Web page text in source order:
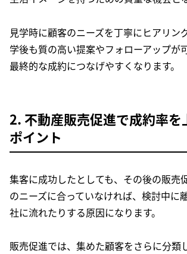
見学時に顧客のニーズを丁寧にヒアリン
学後も質の高い提案やフォローアップが
最終的な成約につなげやすくなります。
2. 不動産販売促進で成約率を
ポイント
集客に成功したとしても、その後の販売
のニーズに合っていなければ、検討中に
社に流れたりする原因になります。
販売促進では、集めた顧客をさらに分類